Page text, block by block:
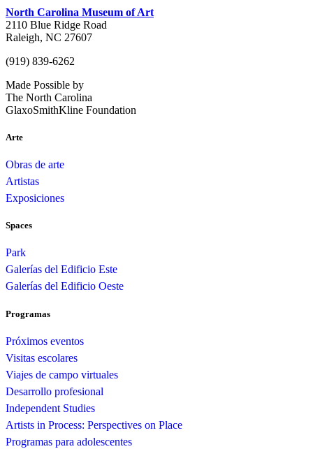
North Carolina Museum of Art
2110 Blue Ridge Road
Raleigh, NC 27607
(919) 839-6262
Made Possible by
The North Carolina
GlaxoSmithKline Foundation
Arte
Obras de arte
Artistas
Exposiciones
Spaces
Park
Galerías del Edificio Este
Galerías del Edificio Oeste
Programas
Próximos eventos
Visitas escolares
Viajes de campo virtuales
Desarrollo profesional
Independent Studies
Artists in Process: Perspectives on Place
Programas para adolescentes